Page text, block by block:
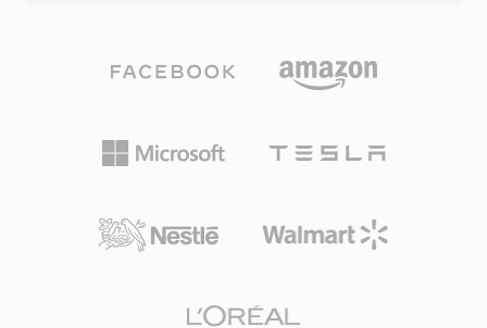
iTunes内容与通用MP4文件区分开来，主要是让
系统识别。M4V文件在macOS、iOS、iPadOS和
Apple TV上原生播放，未加保护的版本在所有平
iTunes Store成为购买和租赁数字电影和电视节目
件中的视频和音频流可被几乎所有现代编辑或转码